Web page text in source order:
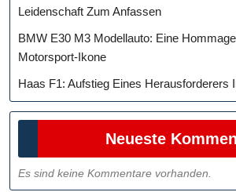
Leidenschaft Zum Anfassen
BMW E30 M3 Modellauto: Eine
Motorsport-Ikone
Haas F1: Aufstieg Eines Herausforderers
Neueste
Es sind keine Kommentare vorhanden.